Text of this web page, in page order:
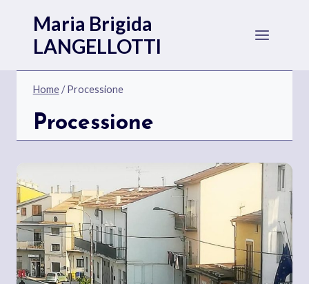
contenuto
Maria Brigida
LANGELLOTTI
Home/ Processione
Processione